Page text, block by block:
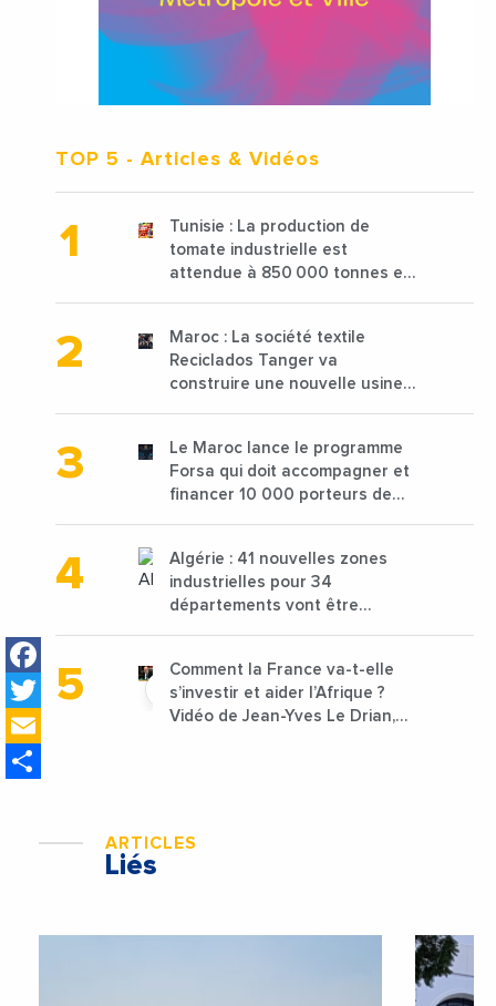
Facebook
Twitter
TOP 5 - Articles & Vidéos
Tunisie : La production de
tomate industrielle est
attendue à 850 000 tonnes en
Maroc : La société textile
Reciclados Tanger va
construire une nouvelle usine
Le Maroc lance le programme
Forsa qui doit accompagner et
financer 10 000 porteurs de
Algérie : 41 nouvelles zones
industrielles pour 34
départements vont être
Comment la France va-t-elle
s’investir et aider l’Afrique ?
Vidéo de Jean-Yves Le Drian,
ARTICLES
Liés